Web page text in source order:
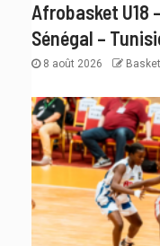
Afrobasket U18
Sénégal –
8 août 2026